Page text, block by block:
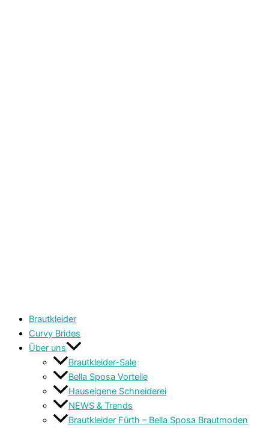
Brautkleider
Curvy Brides
Über uns
Brautkleider-Sale
Bella Sposa Vorteile
Hauseigene Schneiderei
NEWS & Trends
Brautkleider Fürth – Bella Sposa Brautmoden